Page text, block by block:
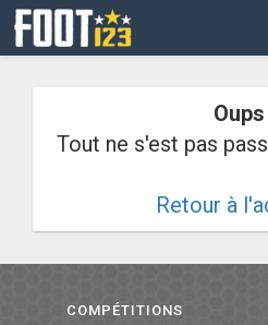
CM
Oups
Tout ne s'est pas
Retour à
COMPÉTITIONS